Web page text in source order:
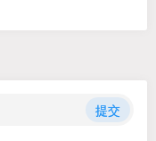
提交